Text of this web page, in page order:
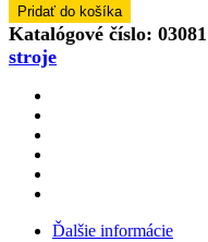
Pridať do košíka
Katalógové číslo: 03081
stroje
Ďalšie informácie